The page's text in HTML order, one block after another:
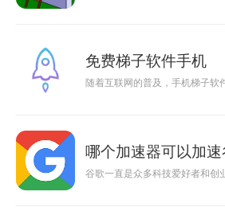
免费梯子软件手机
随着互联网的普及，手机梯子软
哪个加速器可以加速
谷歌一直是众多科技爱好者和创